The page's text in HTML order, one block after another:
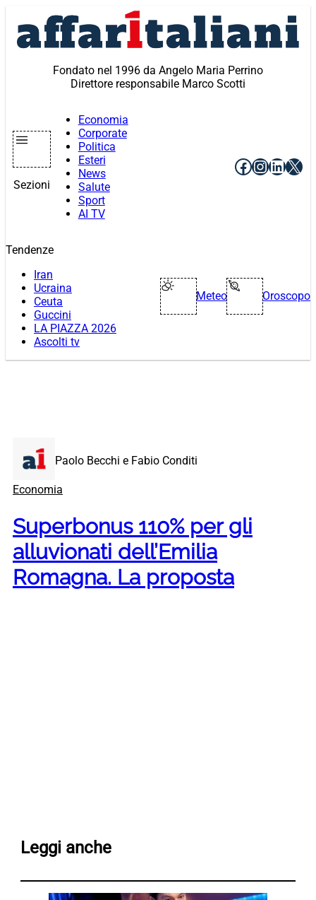
contenuto
Fondato nel 1996 da Angelo Maria Perrino
Direttore responsabile Marco Scotti
Sezioni
Economia
Corporate
Politica
Esteri
News
Salute
Sport
AI TV
Facebook
X
Tendenze
Iran
Ucraina
Ceuta
Guccini
LA PIAZZA 2026
Ascolti tv
Meteo Oroscopo
Paolo Becchi e Fabio Conditi
Economia
Superbonus 110% per gli
alluvionati dell’Emilia
Romagna. La proposta
Leggi anche